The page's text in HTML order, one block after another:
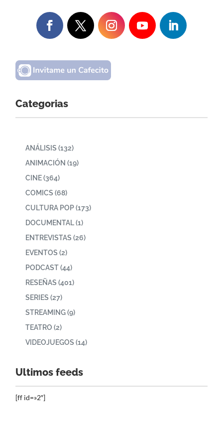
Categorias
ANÁLISIS (132)
ANIMACIÓN (19)
CINE(364)
COMICS (68)
CULTURA POP(173)
DOCUMENTAL(1)
ENTREVISTAS (26)
EVENTOS (2)
PODCAST(44)
RESEÑAS (401)
SERIES (27)
STREAMING(9)
TEATRO (2)
VIDEOJUEGOS (14)
Ultimos feeds
[ff id=»2″]